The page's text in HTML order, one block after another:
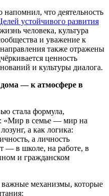
что деятельность
устойчивого развития
человека, культура
и уважение к
также отражены
ценность
и культуры диалога.
— к атмосфере в
стала формула,
«Мир в семье — мир на
а как логика:
а личность
— в школе, на работе, в
и гражданском
механизмы, которые